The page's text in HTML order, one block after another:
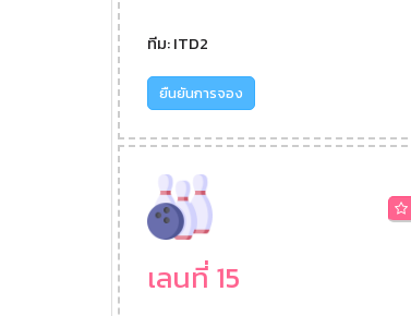
ทีม: ITD2
ยืนยันการจอง
เลนที่ 15